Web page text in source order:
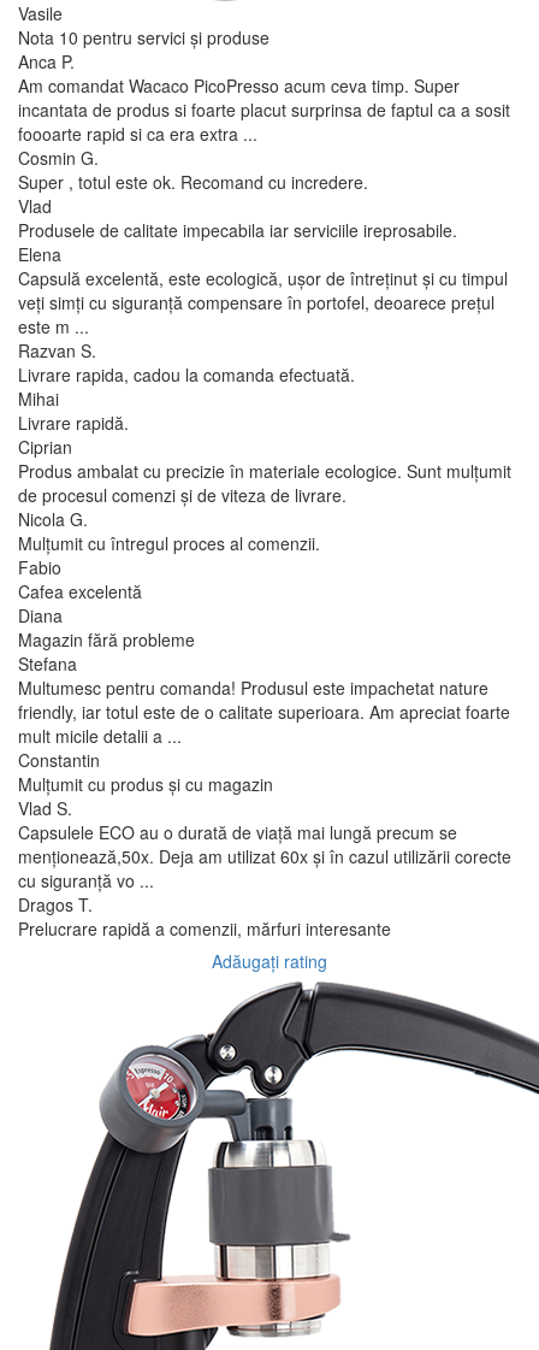
Vasile
Nota 10 pentru servici și produse
Anca P.
Am comandat Wacaco PicoPresso acum ceva timp. Super
incantata de produs si foarte placut surprinsa de faptul ca a sosit
foooarte rapid si ca era extra ...
Cosmin G.
Super , totul este ok. Recomand cu incredere.
Vlad
Produsele de calitate impecabila iar serviciile ireprosabile.
Elena
Capsulă excelentă, este ecologică, ușor de întreținut și cu timpul
veți simți cu siguranță compensare în portofel, deoarece prețul
este m ...
Razvan S.
Livrare rapida, cadou la comanda efectuată.
Mihai
Livrare rapidă.
Ciprian
Produs ambalat cu precizie în materiale ecologice. Sunt mulțumit
de procesul comenzi și de viteza de livrare.
Nicola G.
Mulțumit cu întregul proces al comenzii.
Fabio
Cafea excelentă
Diana
Magazin fără probleme
Stefana
Multumesc pentru comanda! Produsul este impachetat nature
friendly, iar totul este de o calitate superioara. Am apreciat foarte
mult micile detalii a ...
Constantin
Mulțumit cu produs și cu magazin
Vlad S.
Capsulele ECO au o durată de viață mai lungă precum se
menționează,50x. Deja am utilizat 60x și în cazul utilizării corecte
cu siguranță vo ...
Dragos T.
Prelucrare rapidă a comenzii, mărfuri interesante
Adăugați rating